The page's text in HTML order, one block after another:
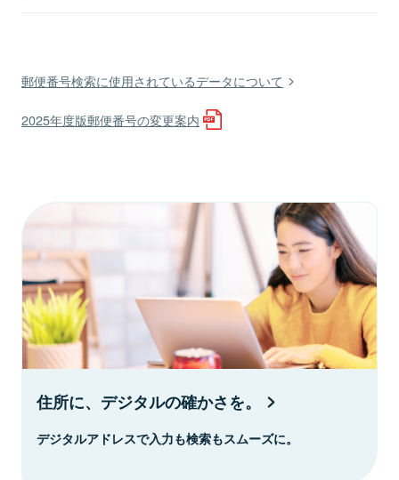
郵便番号検索に使用されているデータについて
2025年度版郵便番号の変更案内
住所に、デジタルの確かさを。
デジタルアドレスで入力も検索もスムーズに。